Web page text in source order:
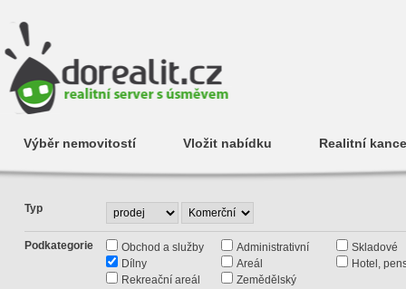
Výběr nemovitostí Vložit nabídku Realitní
Typ
Podkategorie Obchod a služby Administrativní
Skladové
Dílny
Areál
Hotel,
Rekreační areál
Zemědělský